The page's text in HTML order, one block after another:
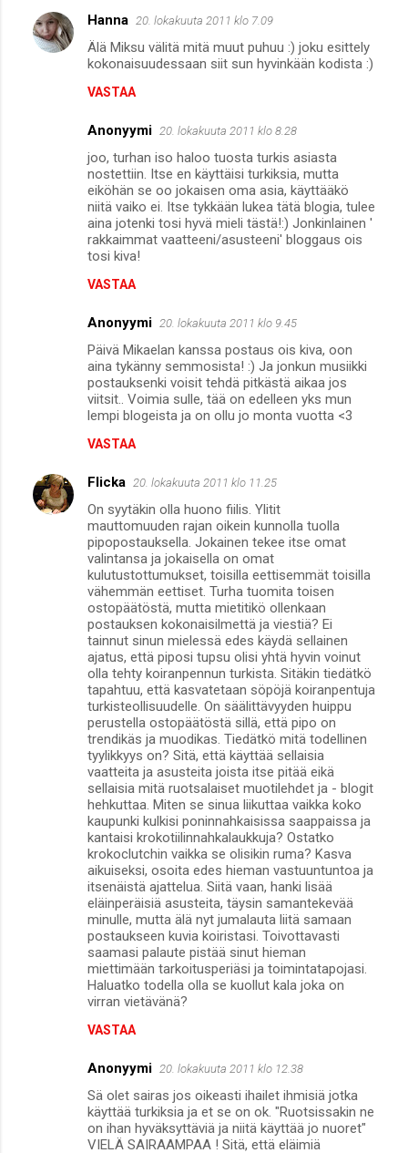
Hanna 20. lokakuuta 2011 klo 7.09
Älä Miksu välitä mitä muut puhuu :) joku esittely
kokonaisuudessaan siit sun hyvinkään kodista :)
VASTAA
Anonyymi 20. lokakuuta 2011 klo 8.28
joo, turhan iso haloo tuosta turkis asiasta
nostettiin. Itse en käyttäisi turkiksia, mutta
eiköhän se oo jokaisen oma asia, käyttääkö
niitä vaiko ei. Itse tykkään lukea tätä blogia, tulee
aina jotenki tosi hyvä mieli tästä!:) Jonkinlainen '
rakkaimmat vaatteeni/asusteeni' bloggaus ois
tosi kiva!
VASTAA
Anonyymi 20. lokakuuta 2011 klo 9.45
Päivä Mikaelan kanssa postaus ois kiva, oon
aina tykänny semmosista! :) Ja jonkun musiikki
postauksenki voisit tehdä pitkästä aikaa jos
viitsit.. Voimia sulle, tää on edelleen yks mun
lempi blogeista ja on ollu jo monta vuotta <3
VASTAA
Flicka 20. lokakuuta 2011 klo 11.25
On syytäkin olla huono fiilis. Ylitit
mauttomuuden rajan oikein kunnolla tuolla
pipopostauksella. Jokainen tekee itse omat
valintansa ja jokaisella on omat
kulutustottumukset, toisilla eettisemmät toisilla
vähemmän eettiset. Turha tuomita toisen
ostopäätöstä, mutta mietitikö ollenkaan
postauksen kokonaisilmettä ja viestiä? Ei
tainnut sinun mielessä edes käydä sellainen
ajatus, että piposi tupsu olisi yhtä hyvin voinut
olla tehty koiranpennun turkista. Sitäkin tiedätkö
tapahtuu, että kasvatetaan söpöjä koiranpentuja
turkisteollisuudelle. On säälittävyyden huippu
perustella ostopäätöstä sillä, että pipo on
trendikäs ja muodikas. Tiedätkö mitä todellinen
tyylikkyys on? Sitä, että käyttää sellaisia
vaatteita ja asusteita joista itse pitää eikä
sellaisia mitä ruotsalaiset muotilehdet ja - blogit
hehkuttaa. Miten se sinua liikuttaa vaikka koko
kaupunki kulkisi poninnahkaisissa saappaissa ja
kantaisi krokotiilinnahkalaukkuja? Ostatko
krokoclutchin vaikka se olisikin ruma? Kasva
aikuiseksi, osoita edes hieman vastuuntuntoa ja
itsenäistä ajattelua. Siitä vaan, hanki lisää
eläinperäisiä asusteita, täysin samantekevää
minulle, mutta älä nyt jumalauta liitä samaan
postaukseen kuvia koiristasi. Toivottavasti
saamasi palaute pistää sinut hieman
miettimään tarkoitusperiäsi ja toimintatapojasi.
Haluatko todella olla se kuollut kala joka on
virran vietävänä?
VASTAA
Anonyymi 20. lokakuuta 2011 klo 12.38
Sä olet sairas jos oikeasti ihailet ihmisiä jotka
käyttää turkiksia ja et se on ok. "Ruotsissakin ne
on ihan hyväksyttäviä ja niitä käyttää jo nuoret"
VIELÄ SAIRAAMPAA ! Sitä, että eläimiä